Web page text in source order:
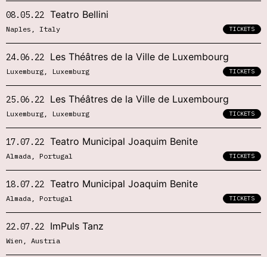
08.05.22 Teatro Bellini
Naples, Italy TICKETS
24.06.22 Les Théâtres de la Ville de Luxembourg
Luxemburg, Luxemburg TICKETS
25.06.22 Les Théâtres de la Ville de Luxembourg
Luxemburg, Luxemburg TICKETS
17.07.22 Teatro Municipal Joaquim Benite
Almada, Portugal TICKETS
18.07.22 Teatro Municipal Joaquim Benite
Almada, Portugal TICKETS
22.07.22 ImPuls Tanz
Wien, Austria